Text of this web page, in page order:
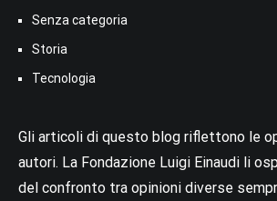
Senza categoria
Storia
Tecnologia
Gli articoli di questo blog riflettono le
autori. La Fondazione Luigi Einaudi li
del confronto tra opinioni diverse